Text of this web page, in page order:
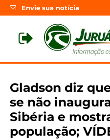
Envie sua notícia
Gladson diz
se não
Sibéria e
população;